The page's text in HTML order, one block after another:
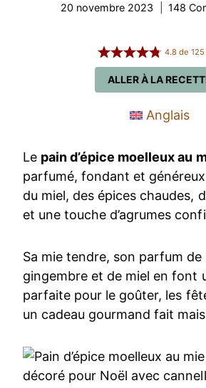
20 novembre 2023 148
ALLER À LA
4.8 de125
Anglais
Le pain d’épice moelleux au
parfumé, fondant et
du miel, des épices chaudes,
et une touche d’agrumes
Sa mie tendre, son parfum de
gingembre et de miel en font
parfaite pour le goûter, les
un cadeau gourmand fait